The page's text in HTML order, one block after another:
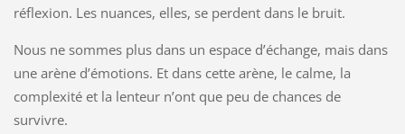
réflexion. Les nuances, elles, se perdent dans le bruit.
Nous ne sommes plus dans un espace d’échange, mais dans
une arène d’émotions. Et dans cette arène, le calme, la
complexité et la lenteur n’ont que peu de chances de
survivre.